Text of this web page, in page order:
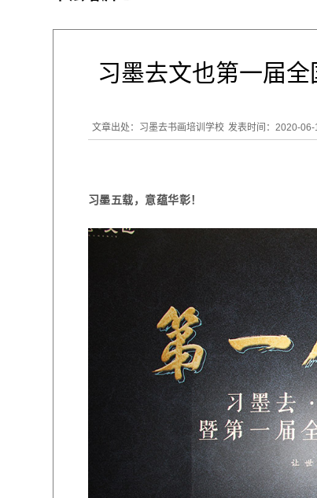
习墨去文也第一届
文章出处：习墨去书画培训学校 发表时间：2020-
习墨五载，意蕴华彰！